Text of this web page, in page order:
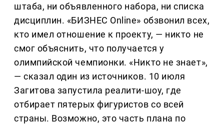
штаба, ни объявленного набора, ни списка
дисциплин. «БИЗНЕС Online» обзвонил всех,
кто имел отношение к проекту, — никто не
смог объяснить, что получается у
олимпийской чемпионки. «Никто не знает»,
— сказал один из источников. 10 июля
Загитова запустила реалити-шоу, где
отбирает пятерых фигуристов со всей
страны. Возможно, это часть плана по